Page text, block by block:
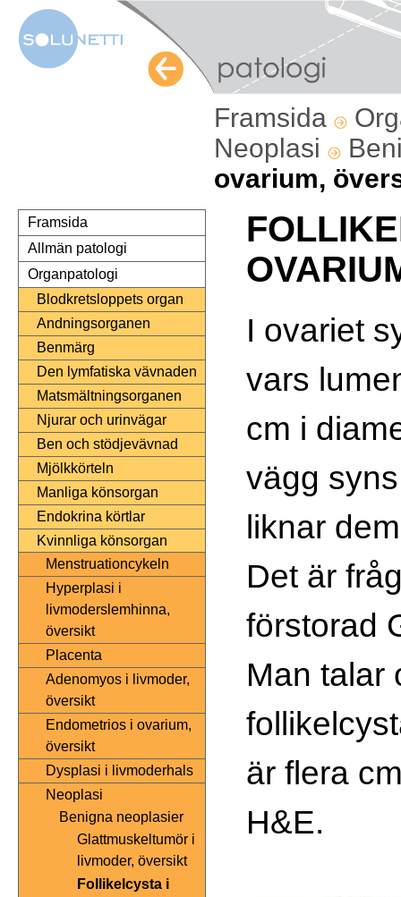
Framsida
Neoplasi
ovarium,
Framsida
Allmän patologi
Organpatologi
Blodkretsloppets organ
Andningsorganen
Benmärg
Den lymfatiska vävnaden
Matsmältningsorganen
Njurar och urinvägar
Ben och stödjevävnad
Mjölkkörteln
Manliga könsorgan
Endokrina körtlar
Kvinnliga könsorgan
Menstruationcykeln
Hyperplasi i
livmoderslemhinna,
översikt
Placenta
Adenomyos i livmoder,
översikt
Endometrios i ovarium,
översikt
Dysplasi i livmoderhals
Neoplasi
Benigna neoplasier
Glattmuskeltumör i
livmoder, översikt
Follikelcysta i
I ovariet
vars
cm i
vägg
liknar
Det är
förstorad
Man talar
är flera
H&E.